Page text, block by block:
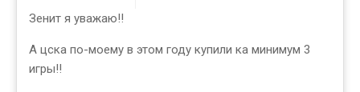
Зенит я уважаю!!
А цска по-моему в этом году купили ка минимум 3
игры!!